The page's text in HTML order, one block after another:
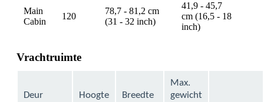
Main
Cabin
120
78,7 - 81,2 cm
(31 - 32 inch)
41,9 - 45,7
cm (16,5 - 18
inch)
Vrachtruimte
Deur Hoogte Breedte
Max.
gewicht